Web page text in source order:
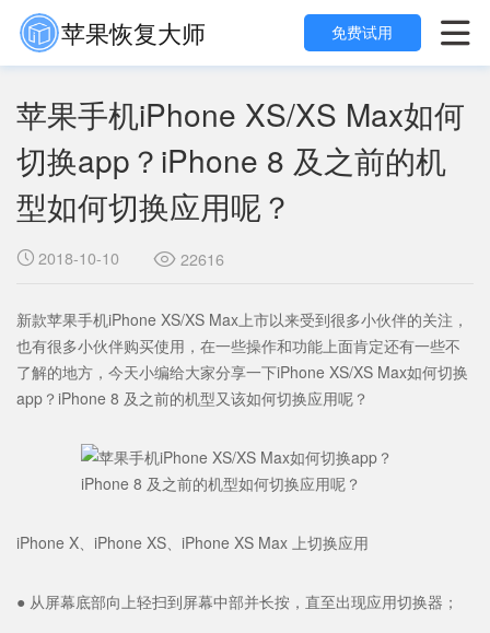
苹果恢复大师 
免费试用
苹果手机iPhone XS/XS Max如何
切换app？iPhone 8 及之前的机
型如何切换应用呢？
 2018-10-10  22616
新款苹果手机iPhone XS/XS Max上市以来受到很多小伙伴的关注，
也有很多小伙伴购买使用，在一些操作和功能上面肯定还有一些不
了解的地方，今天小编给大家分享一下iPhone XS/XS Max如何切换
app？iPhone 8 及之前的机型又该如何切换应用呢？
iPhone X、iPhone XS、iPhone XS Max 上切换应用
● 从屏幕底部向上轻扫到屏幕中部并长按，直至出现应用切换器；